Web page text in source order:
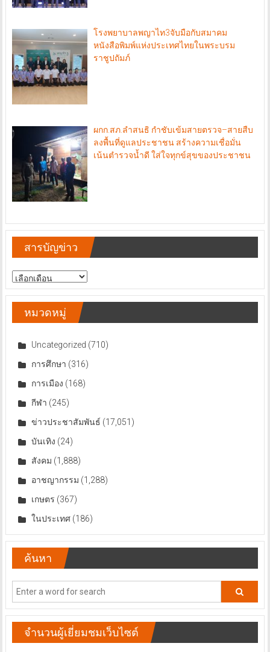
โรงพยาบาลพญาไท3จับมือกับสมาคม
หนังสือพิมพ์แห่งประเทศไทยในพระบรม
ราชูปถัมภ์
ผกก.สภ.ลำสนธิ กำชับเข้มสายตรวจ–สายสืบ
ลงพื้นที่ดูแลประชาชน สร้างความเชื่อมั่น
เน้นตำรวจน้ำดี ใส่ใจทุกข์สุขของประชาชน
สารบัญข่าว
สารบัญ
ข่าว
หมวดหมู่
Uncategorized (710)
การศึกษา (316)
การเมือง (168)
กีฬา (245)
ข่าวประชาสัมพันธ์ (17,051)
บันเทิง (24)
สังคม (1,888)
อาชญากรรม (1,288)
เกษตร (367)
ในประเทศ(186)
ค้นหา
จำนวนผู้เยี่ยมชมเว็บไซต์